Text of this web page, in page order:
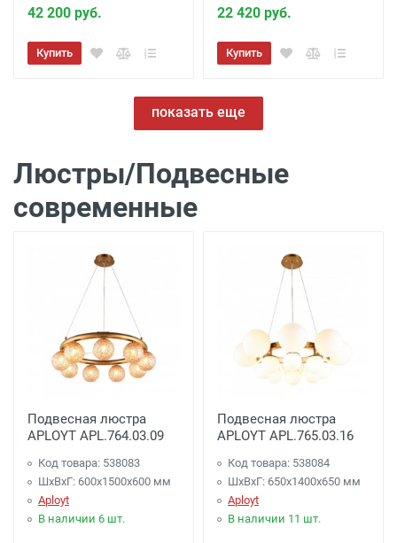
42 200 руб.
Купить
22 420 руб.
Купить
показать еще
Люстры/Подвесные
современные
Подвесная люстра
APLOYT APL.764.03.09
Код товара: 538083
ШхВхГ: 600x1500x600 мм
Aployt
В наличии 6 шт.
Подвесная люстра
APLOYT APL.765.03.16
Код товара: 538084
ШхВхГ: 650x1400x650 мм
Aployt
В наличии 11 шт.